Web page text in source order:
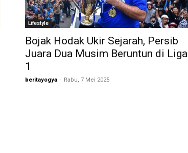
Lifestyle
Bojak Hodak Ukir Sejarah, Persib
Juara Dua Musim Beruntun di Liga
1
beritayogya - Rabu, 7 Mei 2025